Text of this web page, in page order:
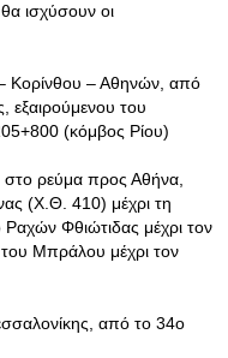
ισχύσουν οι
– Αθηνών, από
εξαιρούμενου του
(κόμβος Ρίου)
ρεύμα προς Αθήνα,
(Χ.Θ. 410) μέχρι τη
Φθιώτιδας μέχρι τον
Μπράλου μέχρι τον
από το 34ο